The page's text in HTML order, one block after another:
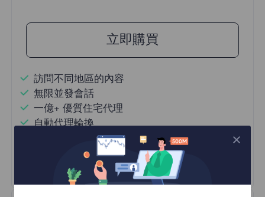
立即購買
訪問不同地區的內容
無限並發會話
一億+ 優質住宅代理
自動代理輪換
HTTP(S)/SOCKS5
瞭解更多